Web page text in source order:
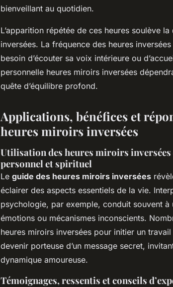
bienveillant au quotidien.
L’apparition répétée de ces heures soulève
inversées. La fréquence des heures
besoin d’écouter sa voix intérieure ou
personnelle heures miroirs inversées
quête d’équilibre profond.
Applications, bénéfices et
heures miroirs inversées
Utilisation des heures miroirs
personnel et spirituel
Le guide des heures miroirs inversées
éclairer des aspects essentiels de la vie.
psychologie, par exemple, conduit souvent
émotions ou mécanismes inconscients.
heures miroirs inversées pour initier un
devenir porteuse d’un message secret,
dynamique amoureuse.
Témoignages, ressentis et conseils